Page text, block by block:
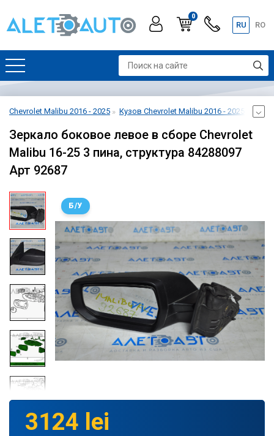
0
RU RO
Chevrolet Malibu 2016 - 2025 Кузов Chevrolet Malibu 2016 - 2025
Зеркало боковое левое в сборе Chevrolet
Malibu 16-25 3 пина, структура 84288097
Арт 92687
Б/У
3124 lei